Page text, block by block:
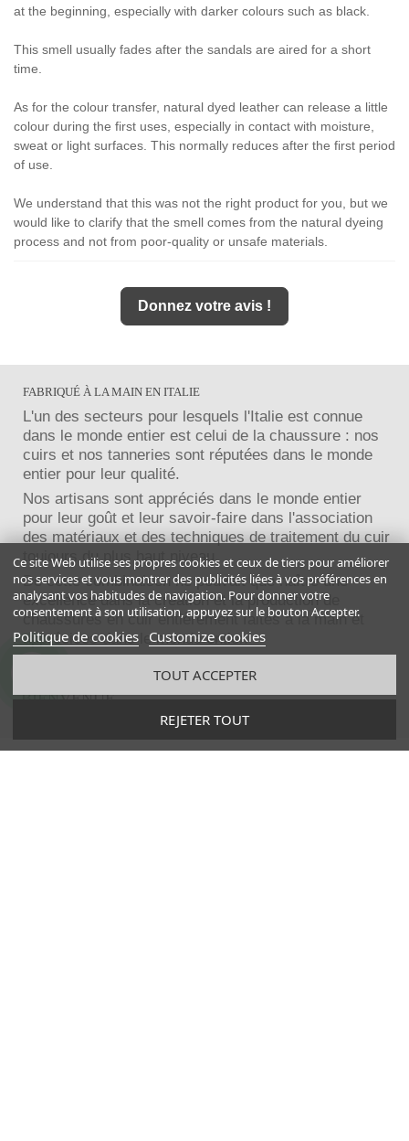
at the beginning, especially with darker colours such as black.
This smell usually fades after the sandals are aired for a short
time.
As for the colour transfer, natural dyed leather can release a little
colour during the first uses, especially in contact with moisture,
sweat or light surfaces. This normally reduces after the first period
of use.
We understand that this was not the right product for you, but we
would like to clarify that the smell comes from the natural dyeing
process and not from poor-quality or unsafe materials.
Donnez votre avis !
FABRIQUÉ À LA MAIN EN ITALIE
L'un des secteurs pour lesquels l'Italie est connue
dans le monde entier est celui de la chaussure : nos
cuirs et nos tanneries sont réputées dans le monde
entier pour leur qualité.
Nos artisans sont appréciés dans le monde entier
pour leur goût et leur savoir-faire dans l'association
des matériaux et des techniques de traitement du cuir
toujours du plus haut niveau.
De cette combinaison ne pouvait que naître une
excellence dans la création et la production de
chaussures en cuir entièrement faites à la main et
appréciées dans le monde entier.
BÉNÉFICIEZ DE VOTRE REMISE DE
BIENVENUE
Ce site Web utilise ses propres cookies et ceux de tiers pour améliorer
nos services et vous montrer des publicités liées à vos préférences en
analysant vos habitudes de navigation. Pour donner votre
consentement à son utilisation, appuyez sur le bouton Accepter.
Politique de cookies Customize cookies
REJETER TOUT
TOUT ACCEPTER